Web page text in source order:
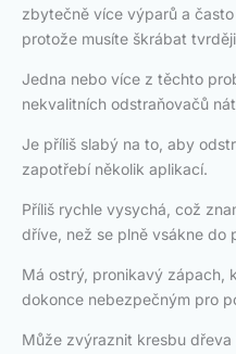
zbytečně více výparů a
protože musíte škrábat
Jedna nebo více z těchto
nekvalitních odstraňovačů
Je příliš slabý na to, aby
zapotřebí několik aplikací.
Příliš rychle vysychá, což
dříve, než se plně vsákne do
Má ostrý, pronikavý zápach,
dokonce nebezpečným pro
Může zvýraznit kresbu